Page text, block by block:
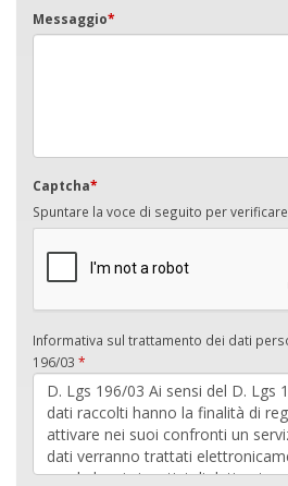
Messaggio*
Captcha*
Spuntare la voce di seguito per
Informativa sul trattamento dei dati
196/03 *